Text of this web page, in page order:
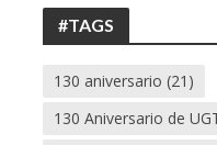
#TAGS
130 aniversario (21)
130 Aniversario de